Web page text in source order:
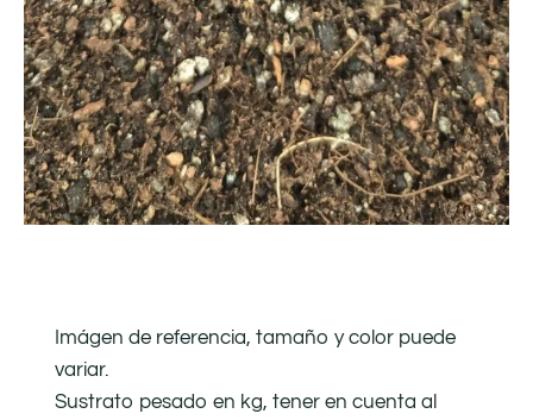
Imágen de referencia, tamaño y color puede
variar.
Sustrato pesado en kg, tener en cuenta al